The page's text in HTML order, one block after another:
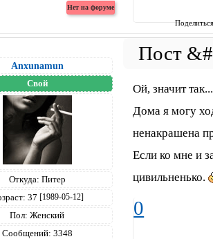
Anxunamun
Свой
Откуда: Питер
37 [1989-05-12]
Пол: Женский
Сообщений: 3348
Ой, значит так...
Дома я могу
ненакрашена
Если ко мне и
цивильненько.
0